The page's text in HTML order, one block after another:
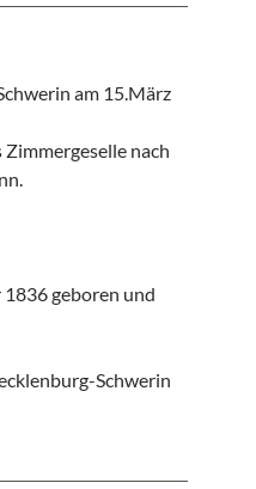
am 15.März
nach
geboren und
Schwerin